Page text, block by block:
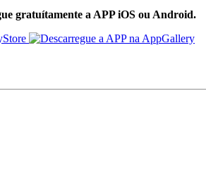
gratuítamente a APP iOS ou Android.